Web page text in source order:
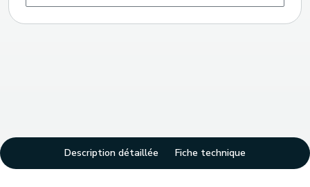
Description détaillée Fiche technique